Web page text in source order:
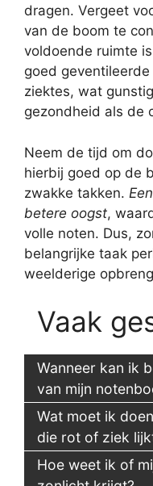
dragen. Vergeet
van de boom te
voldoende ruimte
goed
ziektes, wat
gezondheid als de
Neem de tijd om
hierbij goed op de
zwakke takken.
betere oogst,
volle noten. Dus,
belangrijke taak
weelderige
Vaak
Wanneer kan ik
van mijn
Wat moet ik
die rot of ziek
Hoe weet ik of